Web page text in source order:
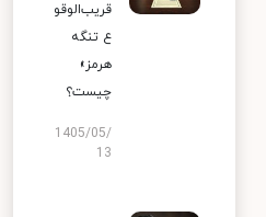
قریب‌الوقو
ع تنگه
هرمز»
چیست؟
1405/05/
13